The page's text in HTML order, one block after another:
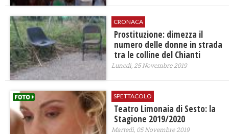
CRONACA
Prostituzione: dimezza il
numero delle donne in strada
tra le colline del Chianti
Lunedì, 25 Novembre 2019
SPETTACOLO
Teatro Limonaia di Sesto: la
Stagione 2019/2020
Martedì, 05 Novembre 2019